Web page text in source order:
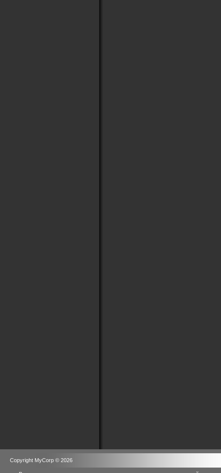
Copyright MyCorp © 2026